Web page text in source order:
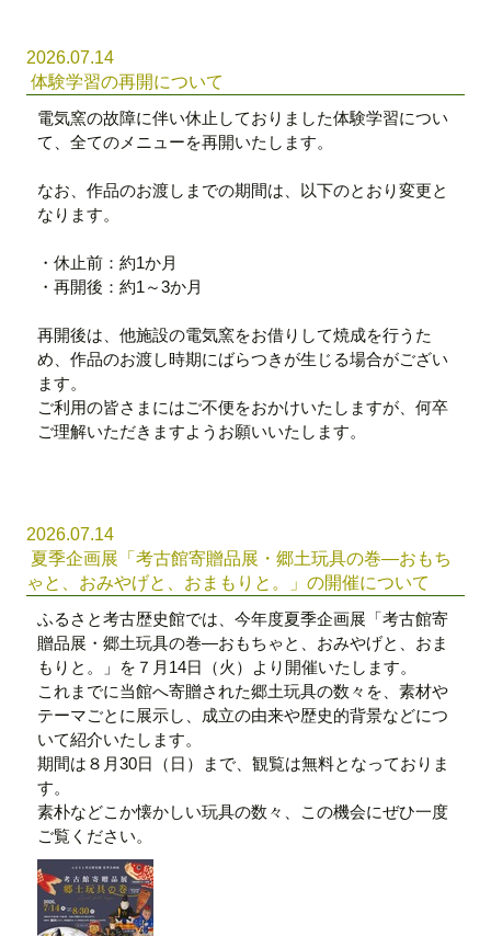
2026.07.14
体験学習の再開について
電気窯の故障に伴い休止しておりました体験学習につい
て、全てのメニューを再開いたします。
なお、作品のお渡しまでの期間は、以下のとおり変更と
なります。
・休止前：約1か月
・再開後：約1～3か月
再開後は、他施設の電気窯をお借りして焼成を行うた
め、作品のお渡し時期にばらつきが生じる場合がござい
ます。
ご利用の皆さまにはご不便をおかけいたしますが、何卒
ご理解いただきますようお願いいたします。
2026.07.14
夏季企画展「考古館寄贈品展・郷土玩具の巻―おもち
ゃと、おみやげと、おまもりと。」の開催について
ふるさと考古歴史館では、今年度夏季企画展「考古館寄
贈品展・郷土玩具の巻―おもちゃと、おみやげと、おま
もりと。」を７月14日（火）より開催いたします。
これまでに当館へ寄贈された郷土玩具の数々を、素材や
テーマごとに展示し、成立の由来や歴史的背景などにつ
いて紹介いたします。
期間は８月30日（日）まで、観覧は無料となっておりま
す。
素朴などこか懐かしい玩具の数々、この機会にぜひ一度
ご覧ください。